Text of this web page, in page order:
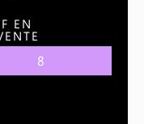
EN
8